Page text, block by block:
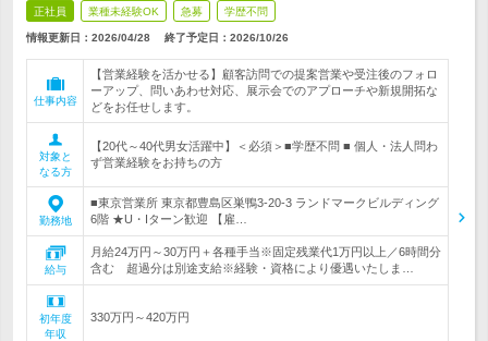
正社員 業種未経験OK 急募 学歴不問
情報更新日：2026/04/28 終了予定日： 2026/10/26
仕事内容
【営業経験を活かせる】顧客訪問での提案営業や受注後のフォロ
ーアップ、問いあわせ対応、展示会でのアプローチや新規開拓な
どをお任せします。
対象と
なる方
【20代～40代男女活躍中】＜必須＞■学歴不問 ■ 個人・法人問わ
ず営業経験をお持ちの方
勤務地
■東京営業所 東京都豊島区巣鴨3-20-3 ランドマークビルディング
6階 ★U・Iターン歓迎 【雇…
給与
月給24万円～30万円＋各種手当※固定残業代1万円以上／6時間分
含む 超過分は別途支給※経験・資格により優遇いたしま…
初年度
年収
330万円～420万円